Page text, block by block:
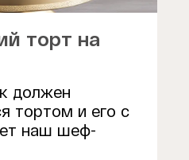
торт на
должен
тортом и его с
наш шеф-